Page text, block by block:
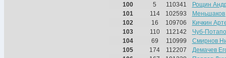
100
5 110341
Рощин
101
114 102593
102
16 109706
Кичкин
103
110 112142
Чуб-
104
69 110999
Смирнов
105
174 112207
Демачев